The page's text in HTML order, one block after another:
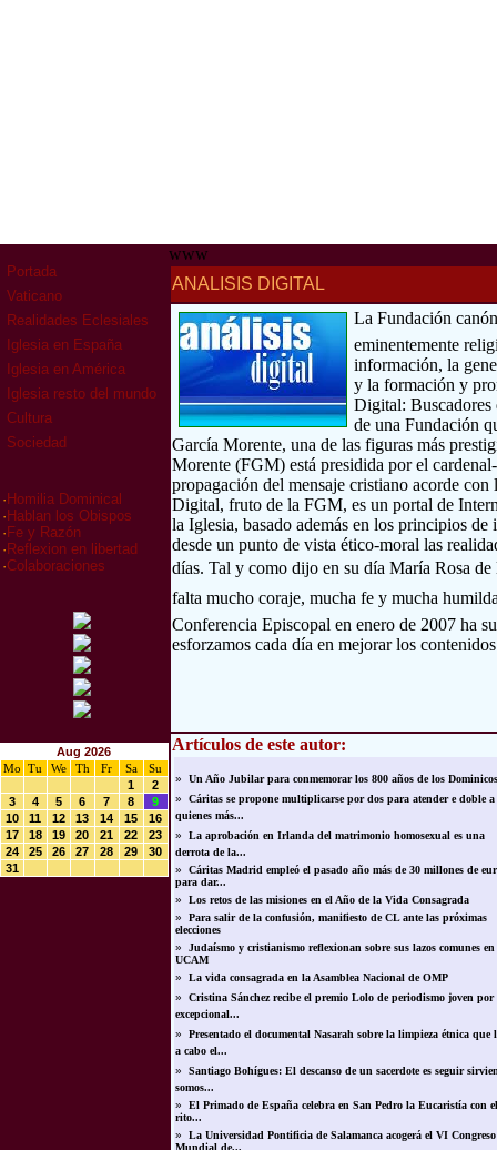
Portada
Vaticano
Realidades Eclesiales
Iglesia en España
Iglesia en América
Iglesia resto del mundo
Cultura
Sociedad
· Homilia Dominical
· Hablan los Obispos
· Fe y Razón
· Reflexion en libertad
·Colaboraciones
Aug 2026
Mo
Tu We Th Fr Sa
Su
1
2
3
4 5 6 7 8
9
10
11 12 13 14 15
16
17
18 19 20 21 22
23
24
25 26 27 28 29
30
31
www
ANALISIS DIGITAL
La Fundación
eminentemente
información, la
y la formación y
Digital: Buscadores
de una Fundación
García Morente, una de las figuras más
Morente (FGM) está presidida por el
propagación del mensaje cristiano acorde
Digital, fruto de la FGM, es un portal de
la Iglesia, basado además en los principios
desde un punto de vista ético-moral las
días. Tal y como dijo en su día María Rosa de
falta mucho coraje, mucha fe y mucha
Conferencia Episcopal en enero de 2007 ha
esforzamos cada día en mejorar los
Artículos de este autor:
»
Un Año Jubilar para conmemorar los 800 años de los Dominicos
»
Cáritas se propone multiplicarse por dos para atender e doble a
quienes más...
»
La aprobación en Irlanda del matrimonio homosexual es una
derrota de la...
»
Cáritas Madrid empleó el pasado año más de 30 millones de
para dar...
»
Los retos de las misiones en el Año de la Vida Consagrada
»
Para salir de la confusión, manifiesto de CL ante las próximas
elecciones
»
Judaísmo y cristianismo reflexionan sobre sus lazos comunes
UCAM
»
La vida consagrada en la Asamblea Nacional de OMP
»
Cristina Sánchez recibe el premio Lolo de periodismo joven por
excepcional...
»
Presentado el documental Nasarah sobre la limpieza étnica que
a cabo el...
»
Santiago Bohígues: El descanso de un sacerdote es seguir
somos...
»
El Primado de España celebra en San Pedro la Eucaristía con el
rito...
»
La Universidad Pontificia de Salamanca acogerá el VI Congreso
Mundial de...